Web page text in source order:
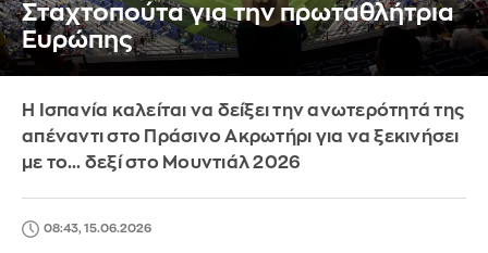
Σταχτοπούτα για την πρωταθλήτρια
Ευρώπης
Η Ισπανία καλείται να δείξει την ανωτερότητά της
απέναντι στο Πράσινο Ακρωτήρι για να ξεκινήσει
με το… δεξί στο Μουντιάλ 2026
08:43, 15.06.2026